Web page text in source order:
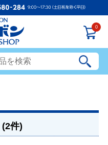
0
(2件)